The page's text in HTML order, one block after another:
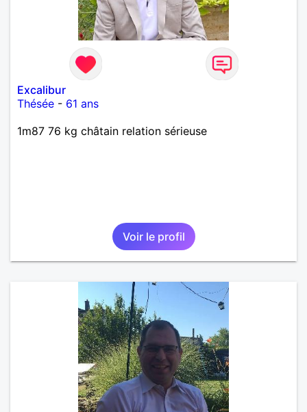
Excalibur
Thésée - 61 ans
1m87 76 kg châtain relation sérieuse
Voir le profil